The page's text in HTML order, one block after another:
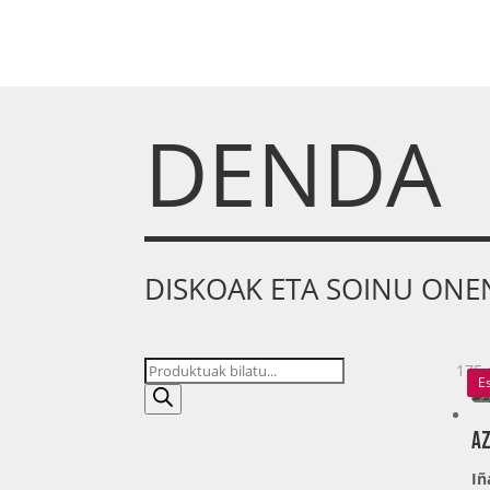
DENDA
DISKOAK ETA SOINU
Produktu
bilaketa
175